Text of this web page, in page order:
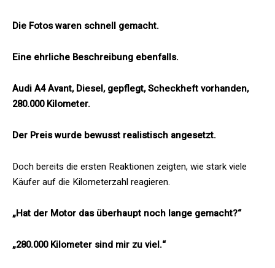
Die Fotos waren schnell gemacht.
Eine ehrliche Beschreibung ebenfalls.
Audi A4 Avant, Diesel, gepflegt, Scheckheft vorhanden,
280.000 Kilometer.
Der Preis wurde bewusst realistisch angesetzt.
Doch bereits die ersten Reaktionen zeigten, wie stark viele
Käufer auf die Kilometerzahl reagieren.
„Hat der Motor das überhaupt noch lange gemacht?“
„280.000 Kilometer sind mir zu viel.“